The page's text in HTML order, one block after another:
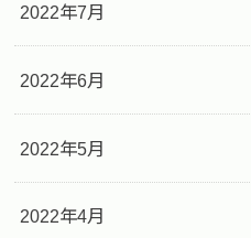
2022年7月
2022年6月
2022年5月
2022年4月